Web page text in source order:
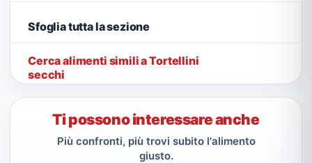
Sfoglia tutta la sezione
Cerca alimenti simili a Tortellini
secchi
Ti possono interessare anche
Più confronti, più trovi subito l'alimento
giusto.